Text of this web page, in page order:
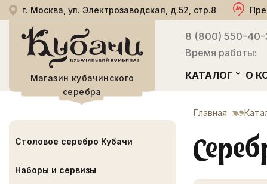
г. Москва, ул. Электрозаводская, д.52, стр.8
Магазин кубачинского
серебра
8 (800) 550-40-
Время работы:
КАТАЛОГ О
Столовое серебро Кубачи
Наборы и сервизы
Главная